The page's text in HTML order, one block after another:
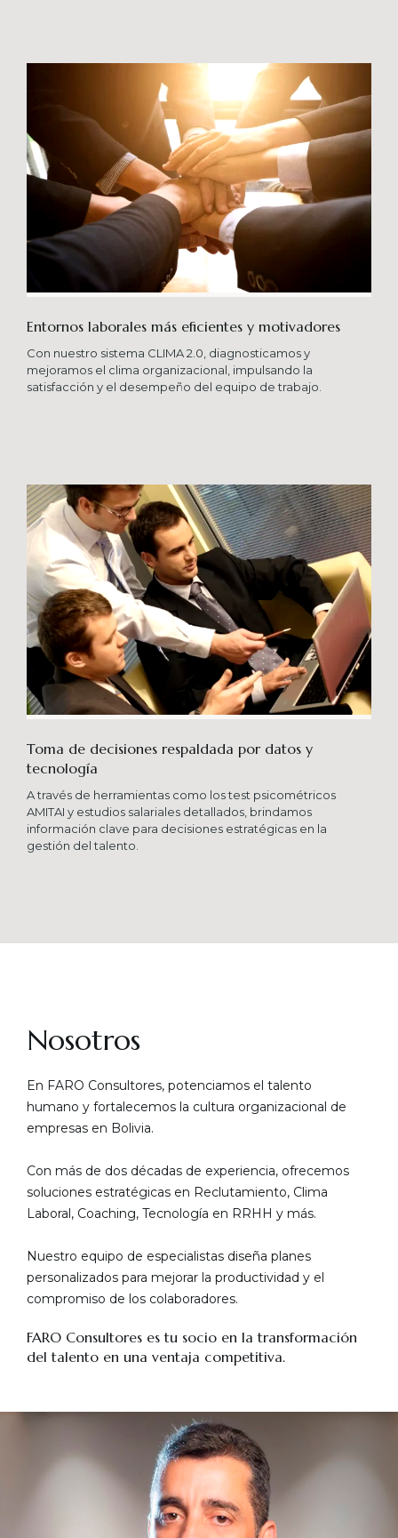
Entornos laborales más eficientes y motivadores
Con nuestro sistema CLIMA 2.0, diagnosticamos y
mejoramos el clima organizacional, impulsando la
satisfacción y el desempeño del equipo de trabajo.
Toma de decisiones respaldada por datos y
tecnología​
A través de herramientas como los test psicométricos
AMITAI y estudios salariales detallados, brindamos
información clave para decisiones estratégicas en la
gestión del talento.
Nosotros
En FARO Consultores, potenciamos el talento
humano y fortalecemos la cultura organizacional de
empresas en Bolivia.
Con más de dos décadas de experiencia, ofrecemos
soluciones estratégicas en Reclutamiento, Clima
Laboral, Coaching, Tecnología en RRHH y más.
Nuestro equipo de especialistas diseña planes
personalizados para mejorar la productividad y el
compromiso de los colaboradores.
FARO Consultores es tu socio en la transformación
del talento en una ventaja competitiva.